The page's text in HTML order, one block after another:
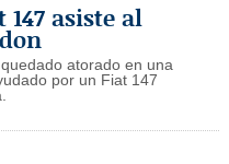
asiste al
atorado en una
por un Fiat 147